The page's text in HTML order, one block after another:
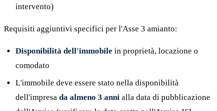
intervento)
Requisiti aggiuntivi specifici per l'Asse 3 amianto:
Disponibilità dell'immobile in proprietà, locazione o
comodato
L'immobile deve essere stato nella disponibilità
dell'impresa da almeno 3 anni alla data di pubblicazione